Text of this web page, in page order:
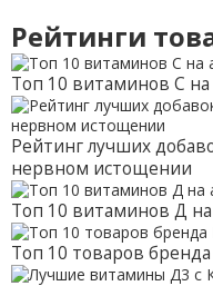
Рейтинги
Топ 10 витаминов С на
Рейтинг лучших
нервном истощении
Топ 10 витаминов Д
Топ 10 товаров